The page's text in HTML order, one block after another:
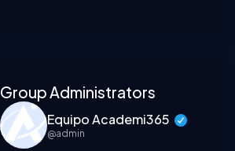
Group Administrators
Equipo Academi365
@admin